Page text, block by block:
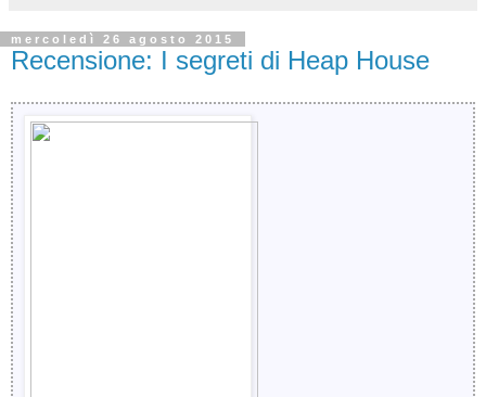
mercoledì 26 agosto 2015
Recensione: I segreti di Heap House